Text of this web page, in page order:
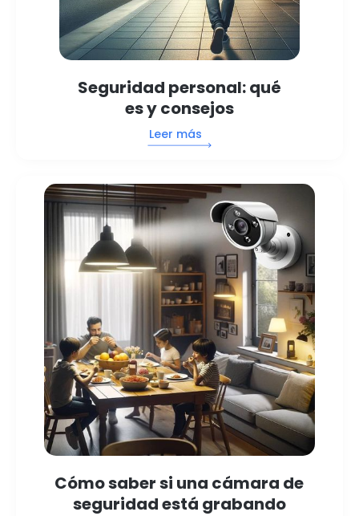
Seguridad personal: qué
es y consejos
Leer más
Cómo saber si una cámara de
seguridad está grabando